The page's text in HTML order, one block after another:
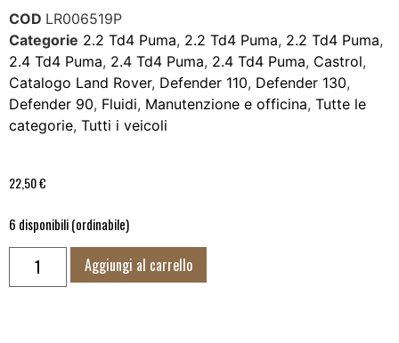
COD LR006519P
Categorie 2.2 Td4 Puma, 2.2 Td4 Puma, 2.2 Td4 Puma,
2.4 Td4 Puma, 2.4 Td4 Puma, 2.4 Td4 Puma, Castrol,
Catalogo Land Rover, Defender 110, Defender 130,
Defender 90, Fluidi, Manutenzione e officina, Tutte le
categorie, Tutti i veicoli
22,50€
6 disponibili (ordinabile)
Aggiungi al carrello